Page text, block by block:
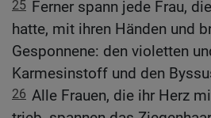
25 Ferner spann jede Frau,
hatte, mit ihren Händen und
Gesponnene: den violetten
Karmesinstoff und den
26 Alle Frauen, die ihr Herz